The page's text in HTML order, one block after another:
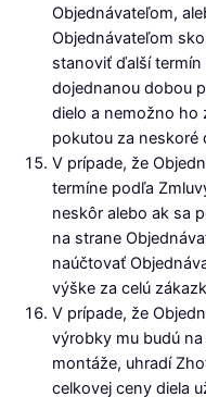
Objednávateľom,
Objednávateľom
stanoviť ďalší
dojednanou dobou
dielo a nemožno
pokutou za neskoré
V prípade, že
termíne podľa
neskôr alebo ak sa
na strane
naúčtovať
výške za celú
V prípade, že
výrobky mu budú
montáže, uhradí
celkovej ceny diela